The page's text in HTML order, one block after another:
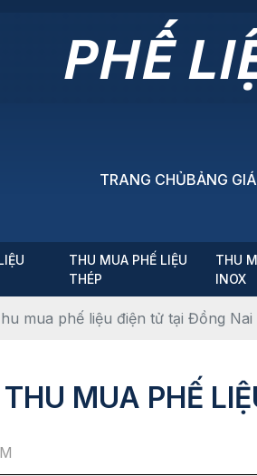
TRANG CHỦBẢNG
THU MUA PHẾ LIỆU
THÉP
THU
INOX
mua phế liệu điện tử tại Đồng Nai
THU MUA PHẾ